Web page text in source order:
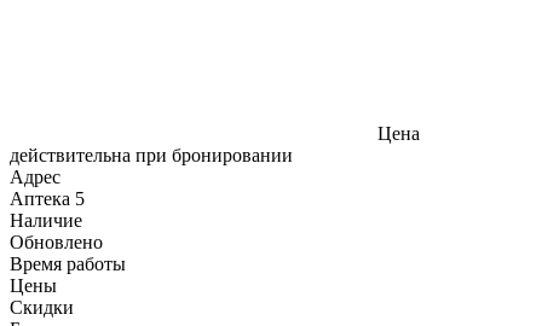
Цена
действительна при бронировании
Адрес
Аптека 5
Наличие
Обновлено
Время работы
Цены
Скидки